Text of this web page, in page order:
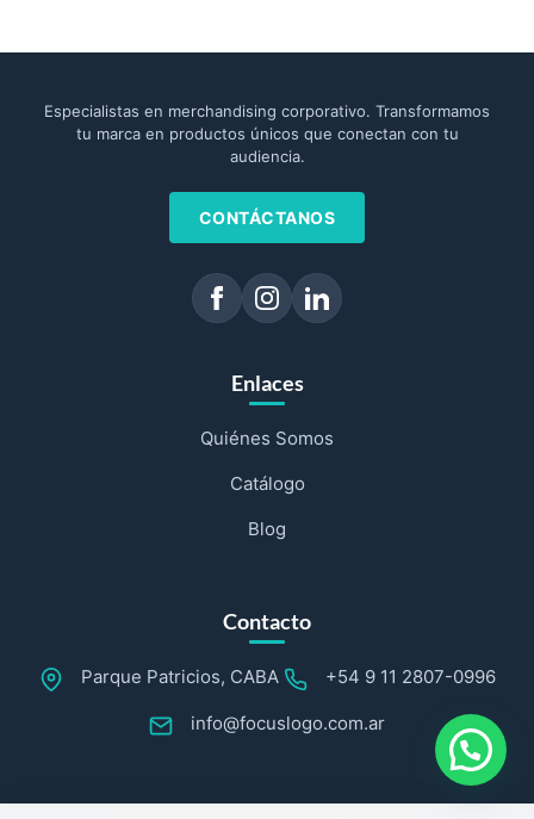
Especialistas en merchandising corporativo. Transformamos
tu marca en productos únicos que conectan con tu
audiencia.
CONTÁCTANOS
Enlaces
Quiénes Somos
Catálogo
Blog
Contacto
Parque Patricios, CABA +54 9 11 2807-0996
info@focuslogo.com.ar